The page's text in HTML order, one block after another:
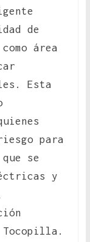
de
área
Esta
para
se
y